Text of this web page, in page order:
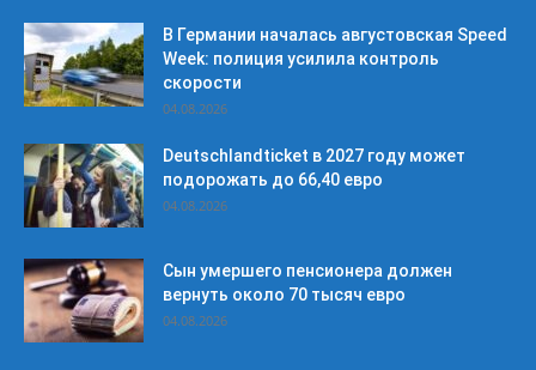
В Германии началась августовская Speed
Week: полиция усилила контроль
скорости
04.08.2026
Deutschlandticket в 2027 году может
подорожать до 66,40 евро
04.08.2026
Сын умершего пенсионера должен
вернуть около 70 тысяч евро
04.08.2026